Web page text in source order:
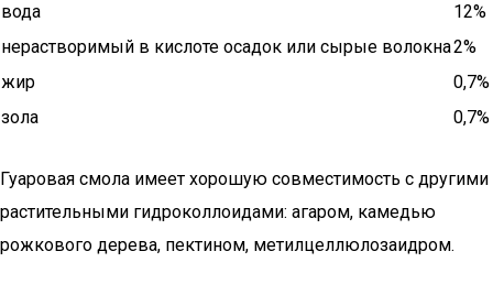
вода
12%
нерастворимый в кислоте осадок или сырые волокна2%
жир
0,7%
зола
0,7%
Гуаровая смола имеет хорошую совместимость с другими
растительными гидроколлоидами: агаром, камедью
рожкового дерева, пектином, метилцеллюлозаидром.